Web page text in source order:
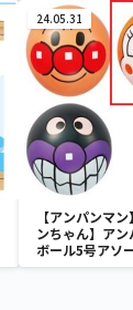
24.05.31
【アンパンマ
ンちゃん】アン
ボール5号アソ